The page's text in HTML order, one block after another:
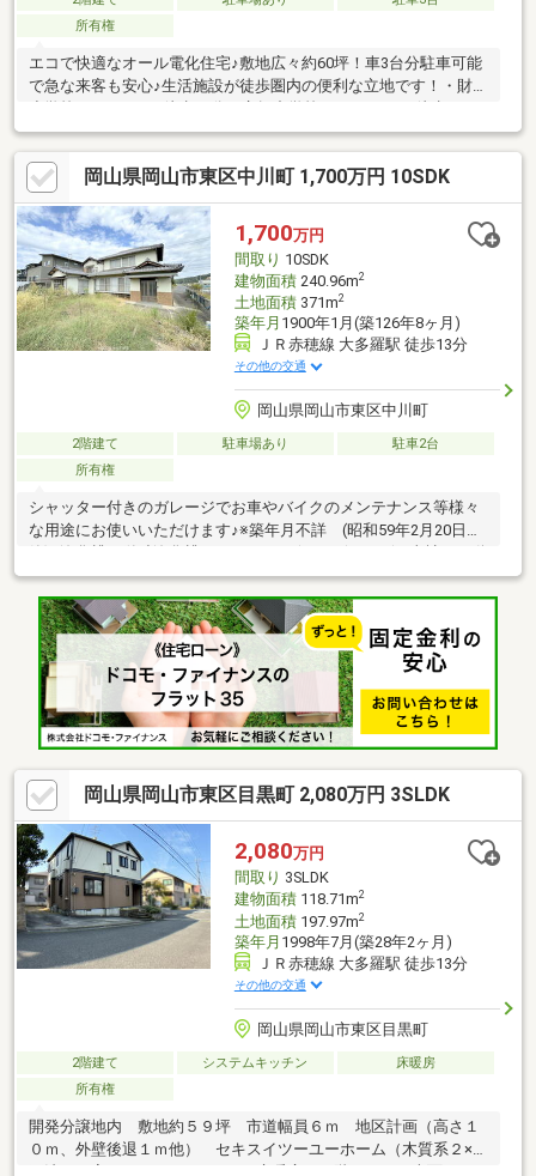
所有権
エコで快適なオール電化住宅♪敷地広々約60坪！車3台分駐車可能
で急な来客も安心♪生活施設が徒歩圏内の便利な立地です！・財田
分・ハローズ東岡山店まで719ｍ 徒歩9分・ローソン岡山長岡団
地店まで62ｍ 徒歩1分・岡山第一病院まで1399ｍ 徒歩17分・
岡山乙多見郵便局まで644ｍ 徒歩8分
岡山県岡山市東区中川町 1,700万円 10SDK
1,700万円
間取り 10SDK
建物面積240.96m2
土地面積371m2
築年月 1900年1月(築126年8ヶ月)
ＪＲ赤穂線 大多羅駅 徒歩13分
その他の交通
岡山県岡山市東区中川町
2階建て 駐車場あり
駐車2台
所有権
シャッター付きのガレージでお車やバイクのメンテナンス等様々
な用途にお使いいただけます♪※築年月不詳 (昭和59年2月20日増
産の購入からリノベーションまでワンストップでサポートいたし
ます。高い技術力とデザイン力で失敗しないリフォームを実現。
中古物件をリノベ・リフォームで蘇らせます。物件購入費用とリ
ノベ工事費用を一緒にローンで組む提案も可能です。3Dモデリン
グでリフォームの完成予想図を立体的に表現。お気軽にご相談く
ださい。お問い合わせは【086-250-9005】または資料請求・来場
予約ボタンから。
岡山県岡山市東区目黒町 2,080万円 3SLDK
2,080万円
間取り 3SLDK
建物面積118.71m2
土地面積197.97m2
築年月 1998年7月(築28年2ヶ月)
ＪＲ赤穂線 大多羅駅 徒歩13分
その他の交通
岡山県岡山市東区目黒町
2階建て システムキッチン
床暖房
所有権
開発分譲地内 敷地約５９坪 市道幅員６ｍ 地区計画（高さ１
０ｍ、外壁後退１ｍ他） セキスイツーユーホーム（木質系２×４